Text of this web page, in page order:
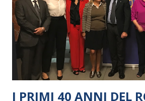
I PRIMI 40 ANNI DEL